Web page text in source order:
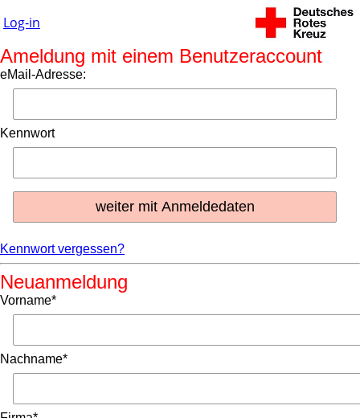
Log-in
Ameldung mit einem Benutzeraccount
eMail-Adresse:
Kennwort
Kennwort vergessen?
Neuanmeldung
Vorname*
Nachname*